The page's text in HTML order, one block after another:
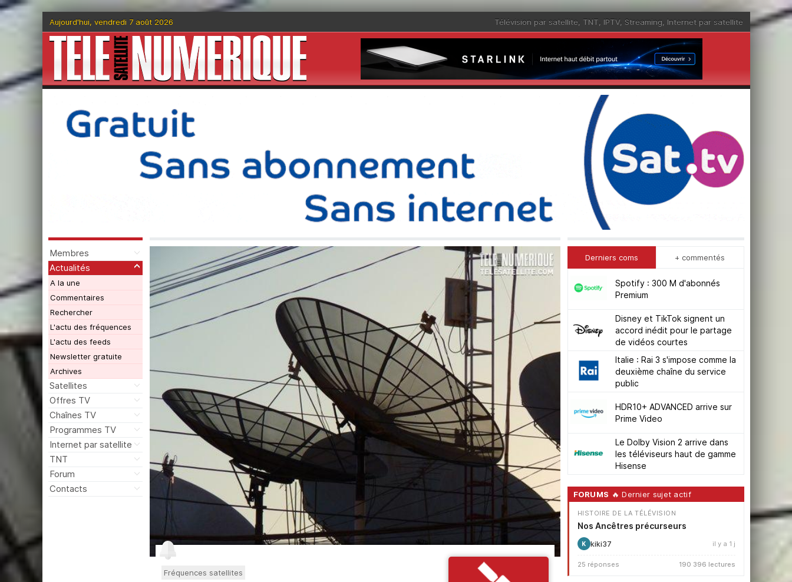
Aujourd'hui, vendredi 7 août 2026 Télévision par satellite, TNT, IPTV, Streaming, Internet par satellite
Membres
Actualités
A la une
Commentaires
Rechercher
L'actu des fréquences
L'actu des feeds
Newsletter gratuite
Archives
Satellites
Offres TV
Chaînes TV
Programmes TV
Internet par satellite
TNT
Forum
Contacts
Fréquences satellites
Derniers coms + commentés
Spotify : 300 M d'abonnés
Premium
Disney et TikTok signent un
accord inédit pour le partage
de vidéos courtes
Italie : Rai 3 s'impose comme la
deuxième chaîne du service
public
HDR10+ ADVANCED arrive sur
Prime Video
Le Dolby Vision 2 arrive dans
les téléviseurs haut de gamme
Hisense
FORUMS 🔥 Dernier sujet actif
HISTOIRE DE LA TÉLÉVISION
Nos Ancêtres précurseurs
K kiki37 il y a 1 j
25 réponses 190 396 lectures